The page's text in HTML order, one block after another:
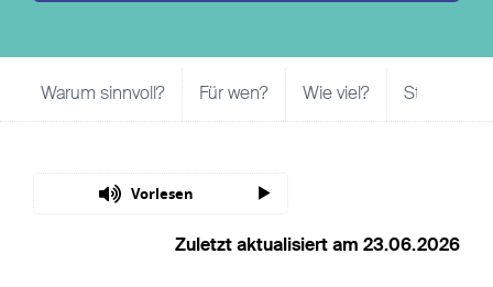
Warum sinnvoll? Für wen? Wie viel?
Vorlesen
Zuletzt aktualisiert am 23.06.2026